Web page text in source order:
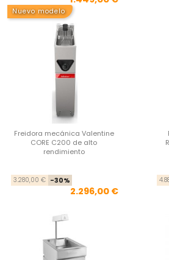
Nuevo modelo
Freidora mecánica Valentine
CORE C200 de alto
rendimiento
Precio base
3.280,00 € -30%
2.296,00 €